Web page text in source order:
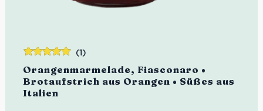
Orangenmarmelade, Fiasconaro •
Brotaufstrich aus Orangen • Süßes aus
Italien
(1)
mit5.00von
5